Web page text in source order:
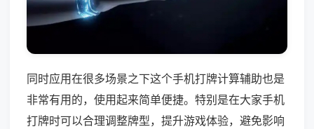
同时应用在很多场景之下这个手机打牌计算辅助也是
非常有用的，使用起来简单便捷。特别是在大家手机
打牌时可以合理调整牌型，提升游戏体验，避免影响